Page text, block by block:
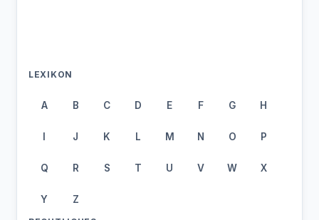
LEXIKON
A B C D E F G H
I J K L M N O P
Q R S T U V W X
Y Z